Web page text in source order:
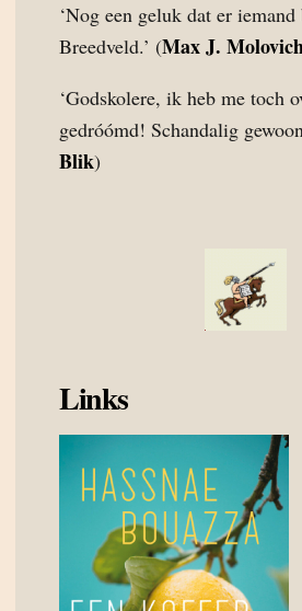
‘Nog een geluk dat er iemand
Breedveld.’ (Max J.
‘Godskolere, ik heb me toch
gedróómd! Schandalig
Blik)
Links